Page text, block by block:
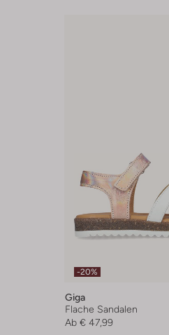
-20%
Giga
Flache Sandalen
Ab € 47,99